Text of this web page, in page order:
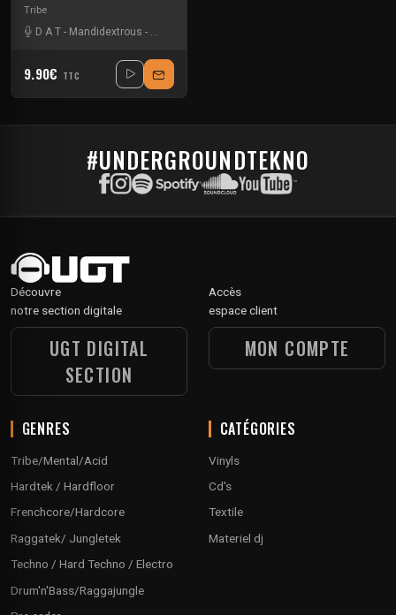
Tribe
D A T - Mandidextrous - Zellkern
9.90€ TTC
#UNDERGROUNDTEKNO
Découvre
notre section digitale
UGT DIGITAL
SECTION
Accès
espace client
MON COMPTE
GENRES
Tribe/Mental/Acid
Hardtek / Hardfloor
Frenchcore/Hardcore
Raggatek/ Jungletek
Techno / Hard Techno / Electro
Drum'n'Bass/Raggajungle
CATÉGORIES
Vinyls
Cd's
Textile
Materiel dj